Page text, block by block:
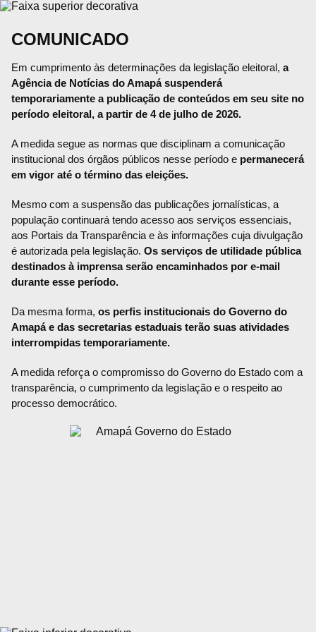
COMUNICADO
Em cumprimento às determinações da legislação eleitoral, a
Agência de Notícias do Amapá suspenderá
temporariamente a publicação de conteúdos em seu site no
período eleitoral, a partir de 4 de julho de 2026.
A medida segue as normas que disciplinam a comunicação
institucional dos órgãos públicos nesse período e permanecerá
em vigor até o término das eleições.
Mesmo com a suspensão das publicações jornalísticas, a
população continuará tendo acesso aos serviços essenciais,
aos Portais da Transparência e às informações cuja divulgação
é autorizada pela legislação. Os serviços de utilidade pública
destinados à imprensa serão encaminhados por e-mail
durante esse período.
Da mesma forma, os perfis institucionais do Governo do
Amapá e das secretarias estaduais terão suas atividades
interrompidas temporariamente.
A medida reforça o compromisso do Governo do Estado com a
transparência, o cumprimento da legislação e o respeito ao
processo democrático.